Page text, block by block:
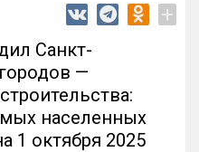
+
Санкт-
—
населенных
1 октября 2025